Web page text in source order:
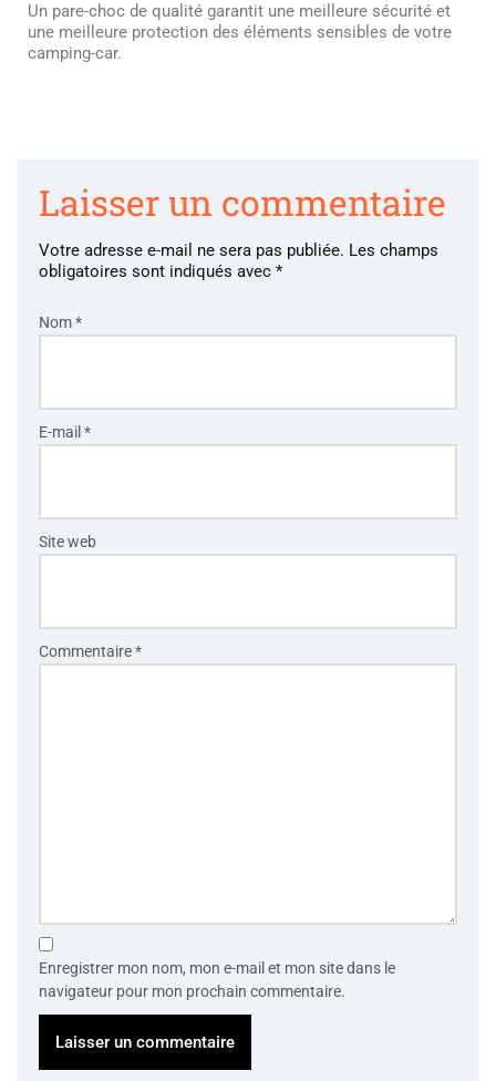
Un pare-choc de qualité garantit une meilleure sécurité et
une meilleure protection des éléments sensibles de votre
camping-car.
Laisser un commentaire
Votre adresse e-mail ne sera pas publiée. Les champs
obligatoires sont indiqués avec *
Nom*
E-mail *
Site web
Commentaire*
Enregistrer mon nom, mon e-mail et mon site dans le
navigateur pour mon prochain commentaire.